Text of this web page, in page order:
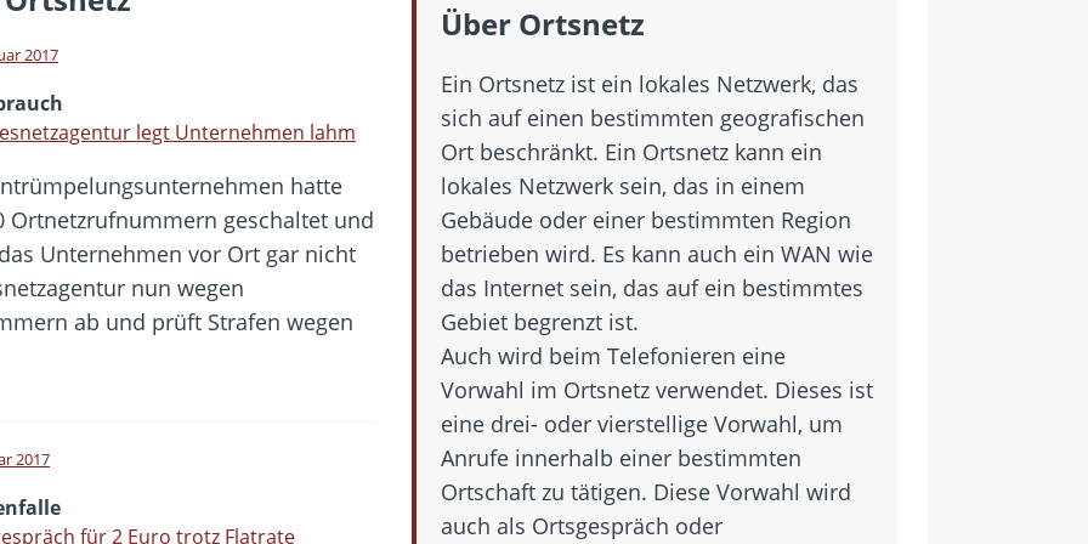
aktive Phishing-Plattform „Kratos“ – Hunderttausende Opfer
Verbraucher gestärkt – Gerichtsurteil zu Apple
2017
legt Unternehmen lahm
hatte
Ortnetzrufnummern geschaltet und
Unternehmen vor Ort gar nicht
nun wegen
ab und prüft Strafen wegen
2017
für 2 Euro trotz Flatrate
Über Ortsnetz
Ein Ortsnetz ist ein lokales Netzwerk, das
sich auf einen bestimmten geografischen
Ort beschränkt. Ein Ortsnetz kann ein
lokales Netzwerk sein, das in einem
Gebäude oder einer bestimmten Region
betrieben wird. Es kann auch ein WAN wie
das Internet sein, das auf ein bestimmtes
Gebiet begrenzt ist.
Auch wird beim Telefonieren eine
Vorwahl im Ortsnetz verwendet. Dieses ist
eine drei- oder vierstellige Vorwahl, um
Anrufe innerhalb einer bestimmten
Ortschaft zu tätigen. Diese Vorwahl wird
auch als Ortsgespräch oder